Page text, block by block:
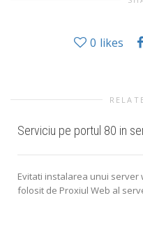
0 likes
Serviciu pe portul 80 in
Evitati instalarea unui
folosit de Proxiul Web al